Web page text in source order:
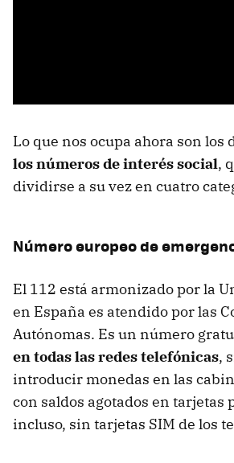
Lo que nos ocupa ahora son los
los números de interés social,
dividirse a su vez en cuatro
Número europeo de
El 112 está armonizado por la
en España es atendido por las
Autónomas. Es un número
en todas las redes telefónicas,
introducir monedas en las
con saldos agotados en tarjetas
incluso, sin tarjetas SIM de los